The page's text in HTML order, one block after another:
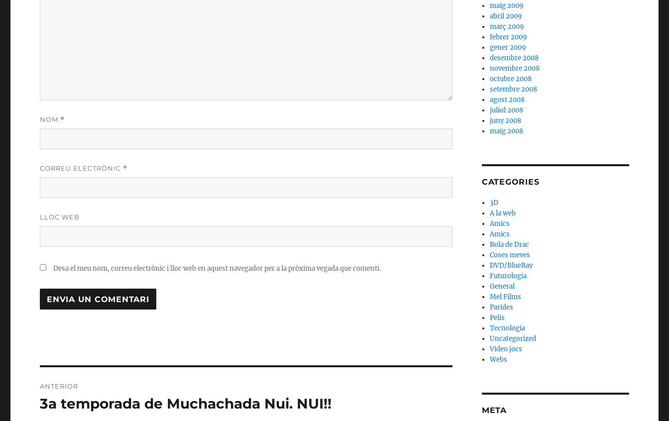
NOM *
CORREU ELECTRÒNIC *
LLOC WEB
Desa el meu nom, correu electrònic i lloc web en aquest navegador per a la pròxima vegada que comenti.
d'entrades
ANTERIOR
Entrada
3a temporada de Muchachada Nui. NUI!!
maig 2009
abril 2009
març 2009
febrer 2009
gener 2009
desembre 2008
novembre 2008
octubre 2008
setembre 2008
agost 2008
juliol 2008
juny 2008
maig 2008
CATEGORIES
3D
A la web
Amics
Amics
Bola de Drac
Coses meves
DVD/BlueRay
Futurologia
General
Mel Films
Parides
Pelis
Tecnologia
Uncategorized
Video jocs
Webs
META